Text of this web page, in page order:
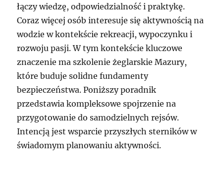
łączy wiedzę, odpowiedzialność i praktykę.
Coraz więcej osób interesuje się aktywnością na
wodzie w kontekście rekreacji, wypoczynku i
rozwoju pasji. W tym kontekście kluczowe
znaczenie ma szkolenie żeglarskie Mazury,
które buduje solidne fundamenty
bezpieczeństwa. Poniższy poradnik
przedstawia kompleksowe spojrzenie na
przygotowanie do samodzielnych rejsów.
Intencją jest wsparcie przyszłych sterników w
świadomym planowaniu aktywności.